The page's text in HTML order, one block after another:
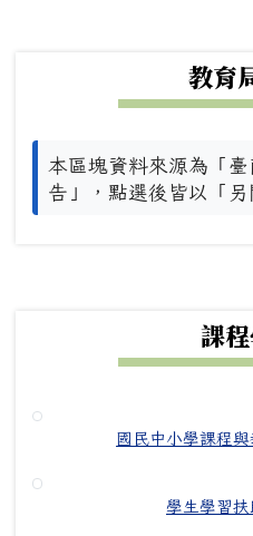
教育
本區塊資料來源為「
告」，點選後皆以「另
課
國民中小學課程
學生學習